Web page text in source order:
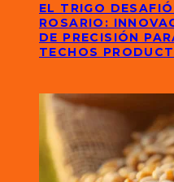
EL TRIGO
ROSARIO:
DE PRECISIÓN
TECHOS